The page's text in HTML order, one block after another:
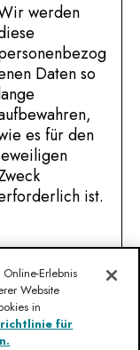
werden
Daten so
es für den
ist.
Erlebnis
Website
in
für